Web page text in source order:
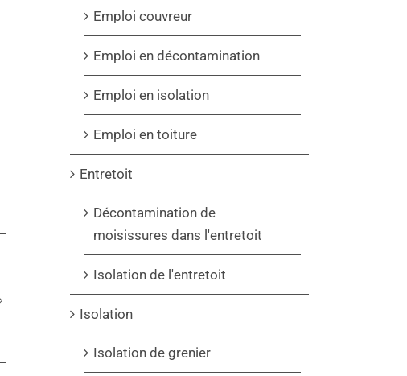
Emploi couvreur
Emploi en décontamination
Emploi en isolation
Emploi en toiture
Entretoit
Décontamination de
moisissures dans l'entretoit
Isolation de l'entretoit
Isolation
Isolation de grenier